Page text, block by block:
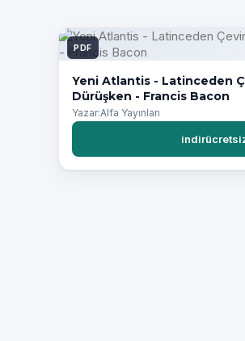
PDF
Yeni Atlantis - Latinceden
Dürüşken - Francis Bacon
Yazar:Alfa Yayınları